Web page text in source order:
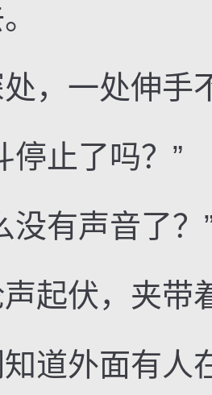
一处伸手
止了吗？”
有声音了？
伏，夹带
外面有人